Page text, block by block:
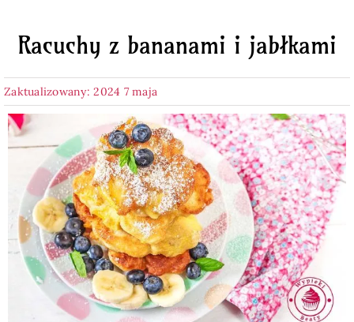
Desery
Napoje
Pieczywo
Przetwory
Posiłki
Racuchy z bananami i jabłkami
Zaktualizowany: 2024 7 maja